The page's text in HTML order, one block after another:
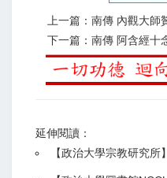
上一篇：南傳 內觀大師
下一篇：南傳 阿含經十
延伸閱讀：
【政治大學宗教研究所】